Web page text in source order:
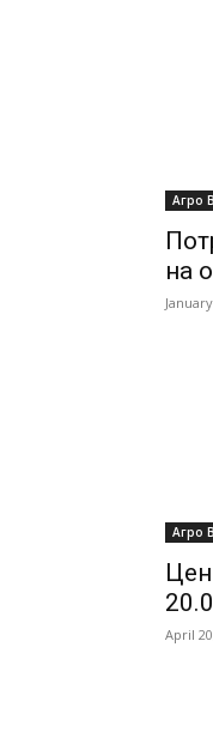
Агро
на
Агро
April